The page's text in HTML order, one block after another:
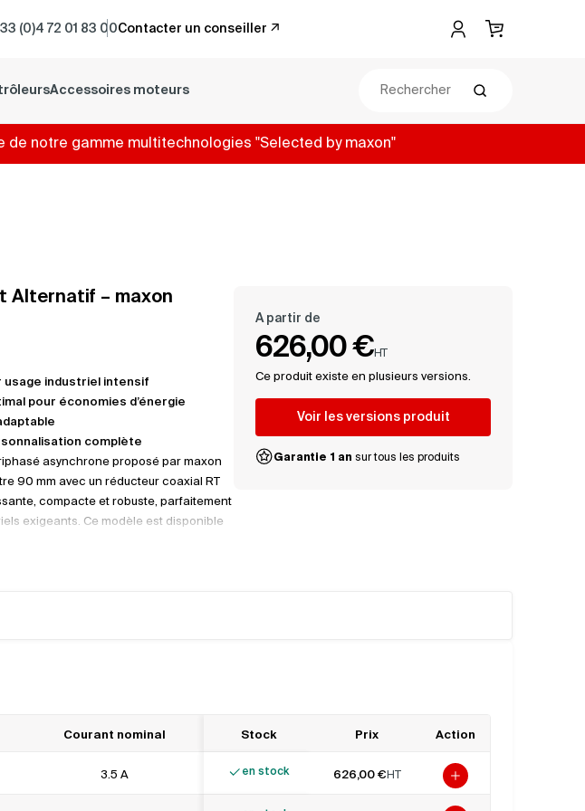
(0)4 72 01 83 00Contacter un conseiller
Mon compte
Panier
Accessoires moteurs
Rechercher
notre gamme multitechnologies "Selected by maxon"
Alternatif – maxon
industriel intensif
pour économies d’énergie
complète
asynchrone proposé par maxon
90 mm avec un réducteur coaxial RT
compacte et robuste, parfaitement
exigeants. Ce modèle est disponible
1,1 kW et 1,5 kW, permettant d’adapter la
A partir de
626,00 €HT
Ce produit existe en plusieurs versions.
Voir les versions produit
Garantie 1 an sur tous les produits
Courant nominal Stock Prix Action
3.5 A en stock 626,00 € HT
Ajouter au panier